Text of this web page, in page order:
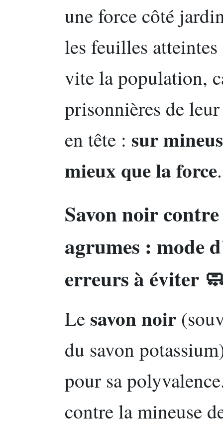
une force côté
les feuilles
vite la population,
prisonnières de
en tête : sur
mieux que la force.
Savon noir
agrumes : mode
erreurs à éviter
Le savon noir
du savon
pour sa
contre la mineuse